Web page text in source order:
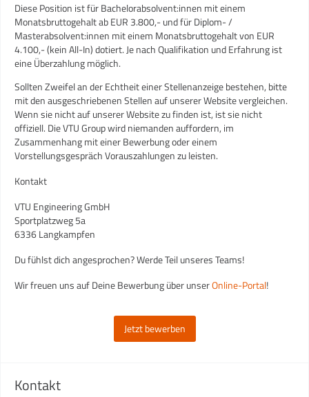
Diese Position ist für Bachelorabsolvent:innen mit einem
Monatsbruttogehalt ab EUR 3.800,- und für Diplom- /
Masterabsolvent:innen mit einem Monatsbruttogehalt von EUR
4.100,- (kein All-In) dotiert. Je nach Qualifikation und Erfahrung ist
eine Überzahlung möglich.
Sollten Zweifel an der Echtheit einer Stellenanzeige bestehen, bitte
mit den ausgeschriebenen Stellen auf unserer Website vergleichen.
Wenn sie nicht auf unserer Website zu finden ist, ist sie nicht
offiziell. Die VTU Group wird niemanden auffordern, im
Zusammenhang mit einer Bewerbung oder einem
Vorstellungsgespräch Vorauszahlungen zu leisten.
Kontakt
VTU Engineering GmbH
Sportplatzweg 5a
6336 Langkampfen
Du fühlst dich angesprochen? Werde Teil unseres Teams!
Wir freuen uns auf Deine Bewerbung über unserOnline-Portal!
Jetzt bewerben
Kontakt